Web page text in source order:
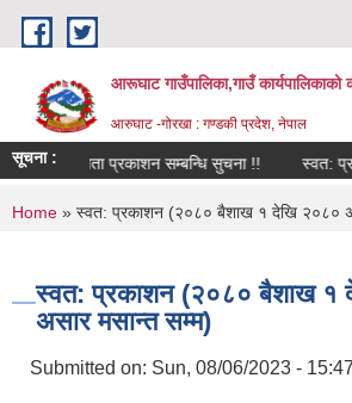
Skip to main content
आरूघाट गाउँपालिका,गाउँ कार्यपालिकाको
आरुघाट -गोरखा : गण्डकी प्रदेश, नेपाल
सूचना :
नजिता प्रकाशन सम्बन्धि सुचना !! स्वत:
You are here
Home » स्वत: प्रकाशन (२०८० बैशाख १ देखि २०८०
स्वत: प्रकाशन (२०८० बैशाख १
असार मसान्त सम्म)
Submitted on: Sun, 08/06/2023 - 15:47